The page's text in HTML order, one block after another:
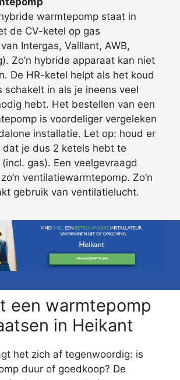
warmtepomp staat in
de CV-ketel op gas
Intergas, Vaillant, AWB,
Zo’n hybride apparaat kan niet
De HR-ketel helpt als het koud
schakelt in als je ineens veel
hebt. Het bestellen van een
is voordeliger vergeleken
installatie. Let op: houd er
dat je dus 2 ketels hebt te
gas). Een veelgevraagd
ventilatiewarmtepomp. Zo’n
gebruik van ventilatielucht.
een warmtepomp
in Heikant
het zich af tegenwoordig: is
duur of goedkoop? De